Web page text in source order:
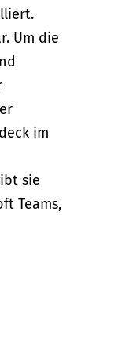
Um die
im
sie
Teams,